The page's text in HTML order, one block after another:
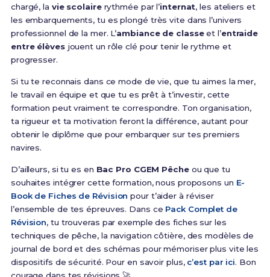
chargé, la vie scolairerythmée par l’internat, les ateliers et
les embarquements, tu es plongé très vite dans l’univers
professionnel de la mer. L’ambiance de classeet l’entraide
entre élèvesjouent un rôle clé pour tenir le rythme et
progresser.
Si tu te reconnais dans ce mode de vie, que tu aimes la mer,
le travail en équipe et que tu es prêt à t’investir, cette
formation peut vraiment te correspondre. Ton organisation,
ta rigueur et ta motivation feront la différence, autant pour
obtenir le diplôme que pour embarquer sur tes premiers
navires.
D’ailleurs, si tu es en Bac Pro CGEM Pêcheou que tu
souhaites intégrer cette formation, nous proposons un E-
Book de Fiches de Révision pour t’aider à réviser
l’ensemble de tes épreuves. Dans ce Pack Complet de
Révision, tu trouveras par exemple des fiches sur les
techniques de pêche, la navigation côtière, des modèles de
journal de bord et des schémas pour mémoriser plus vite les
dispositifs de sécurité. Pour en savoir plus, c’est par ici. Bon